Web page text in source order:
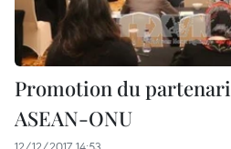
Promotion du
ASEAN-ONU